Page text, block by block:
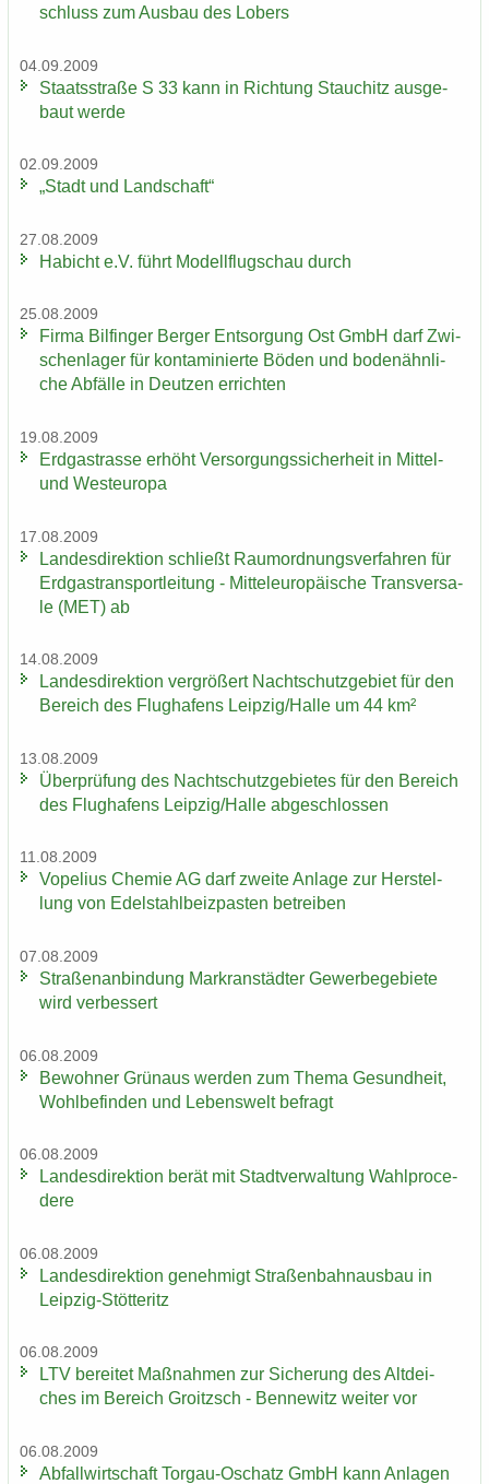
schluss zum Aus­bau des Lobers
04.09.2009
Staats­stra­ße S 33 kann in Rich­tung Stau­chitz aus­ge­
baut werde
02.09.2009
„Stadt und Land­schaft“
27.08.2009
Ha­bicht e.V. führt Mo­dell­flug­schau durch
25.08.2009
Firma Bil­fin­ger Ber­ger Ent­sor­gung Ost GmbH darf Zwi­
schen­la­ger für kon­ta­mi­nier­te Böden und bo­den­ähn­li­
che Ab­fäl­le in Deut­zen er­rich­ten
19.08.2009
Erd­gas­tras­se er­höht Ver­sor­gungs­si­cher­heit in Mittel-​
und West­eu­ro­pa
17.08.2009
Lan­des­di­rek­ti­on schließt Raum­ord­nungs­ver­fah­ren für
Erd­gas­trans­port­lei­tung - Mit­tel­eu­ro­päi­sche Trans­ver­sa­
le (MET) ab
14.08.2009
Lan­des­di­rek­ti­on ver­grö­ßert Nacht­schutz­ge­biet für den
Be­reich des Flug­ha­fens Leip­zig/Halle um 44 km²
13.08.2009
Über­prü­fung des Nacht­schutz­ge­bie­tes für den Be­reich
des Flug­ha­fens Leip­zig/Halle ab­ge­schlos­sen
11.08.2009
Vo­pe­li­us Che­mie AG darf zwei­te An­la­ge zur Her­stel­
lung von Edel­stahl­beiz­pas­ten be­trei­ben
07.08.2009
Stra­ßen­an­bin­dung Markran­städ­ter Ge­wer­be­ge­bie­te
wird ver­bes­sert
06.08.2009
Be­woh­ner Grün­aus wer­den zum Thema Ge­sund­heit,
Wohl­be­fin­den und Le­bens­welt be­fragt
06.08.2009
Lan­des­di­rek­ti­on berät mit Stadt­ver­wal­tung Wahlpro­ce­
de­re
06.08.2009
Lan­des­di­rek­ti­on ge­neh­migt Stra­ßen­bahn­aus­bau in
Leipzig-​Stötteritz
06.08.2009
LTV be­rei­tet Maß­nah­men zur Si­che­rung des Alt­dei­
ches im Be­reich Groitzsch - Ben­ne­witz wei­ter vor
06.08.2009
Ab­fall­wirt­schaft Torgau-​Oschatz GmbH kann An­la­gen